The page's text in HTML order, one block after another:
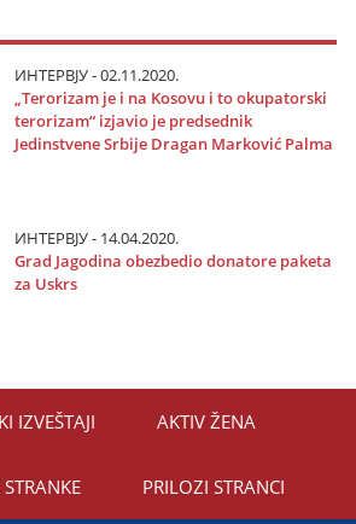
ИНТЕРВЈУ - 02.11.2020.
„Terorizam јe i na Kosovu i to okupatorski
terorizam“ izјavio јe predsednik
Јedinstvene Srbiјe Dragan Marković Palma
ИНТЕРВЈУ - 14.04.2020.
Grad Јagodina obezbedio donatore paketa
za Uskrs
IZVEŠTAЈI AKTIV ŽENA
PRILOZI STRANCI